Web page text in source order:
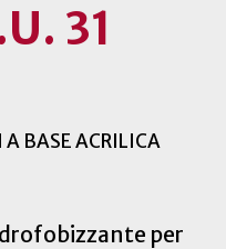
31
BASE ACRILICA
per